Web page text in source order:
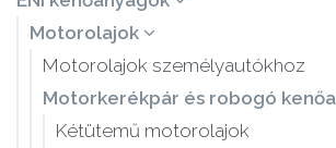
Motorolajok
Motorolajok személyautókhoz
Motorkerékpár és robogó
Kétütemű motorolajok